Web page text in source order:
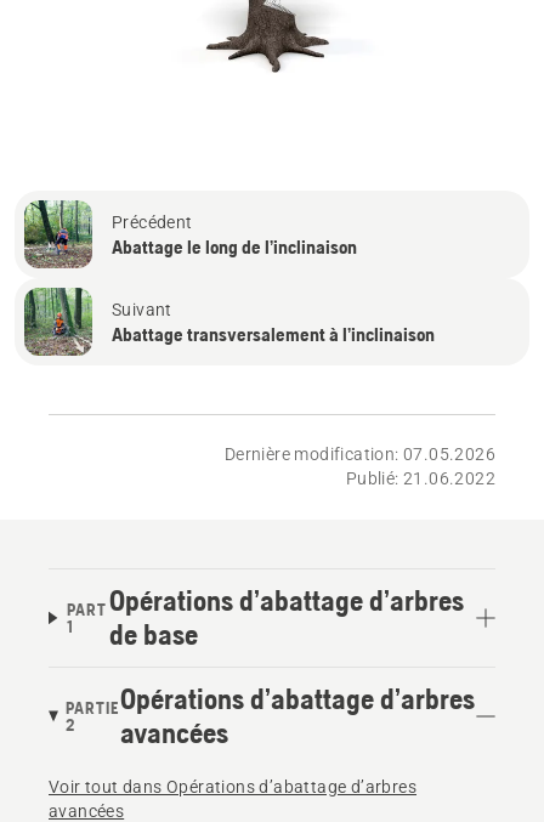
Précédent
Abattage le long de l’inclinaison
Suivant
Abattage transversalement à l’inclinaison
Dernière modification: 07.05.2026
Publié: 21.06.2022
PART
1
Opérations d’abattage d’arbres
de base
PARTIE
2
Opérations d’abattage d’arbres
avancées
Voir tout dans Opérations d’abattage d’arbres
avancées